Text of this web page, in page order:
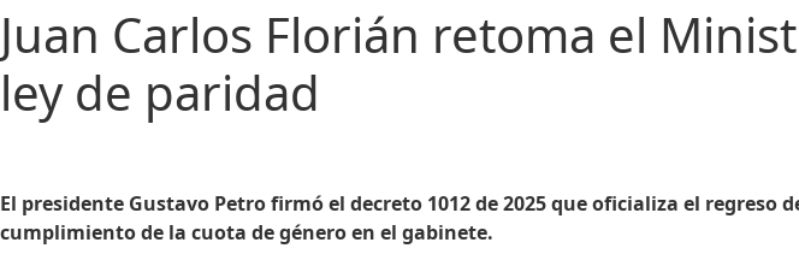
Juan Carlos Florián retoma el
ley de paridad
El presidente Gustavo Petro firmó el decreto 1012 de 2025 que oficializa el
cumplimiento de la cuota de género en el gabinete.